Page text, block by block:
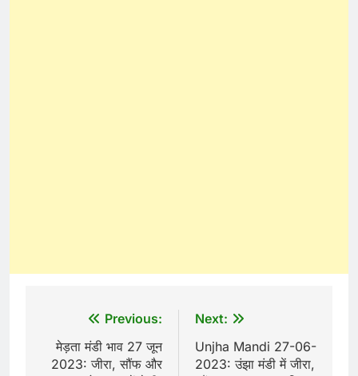
navigation
Previous:
मेड़ता मंडी भाव 27 जून
2023: जीरा, सौंफ और
Next:
Unjha Mandi 27-06-
2023: उंझा मंडी में जीरा,